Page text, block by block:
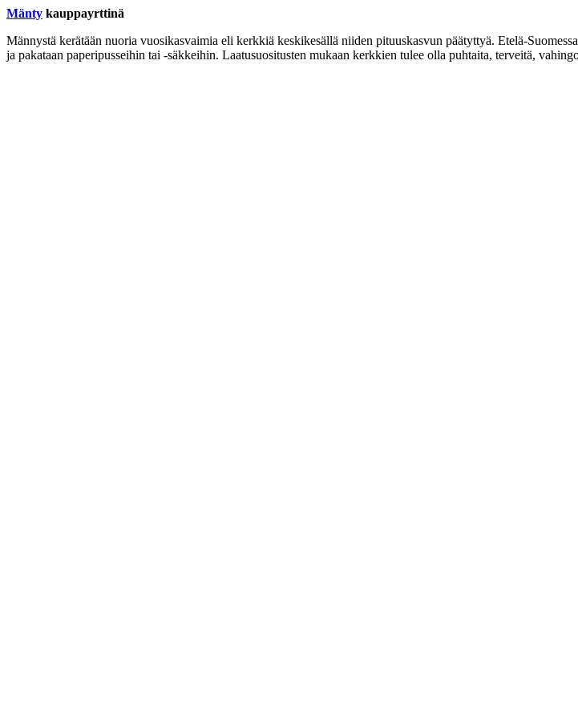
Mänty kauppayrttinä
Männystä kerätään nuoria vuosikasvaimia eli kerkkiä keskikesällä niiden pituuskasvun päätyttyä. Etelä-
ja pakataan paperipusseihin tai -säkkeihin. Laatusuositusten mukaan kerkkien tulee olla puhtaita, terveitä,